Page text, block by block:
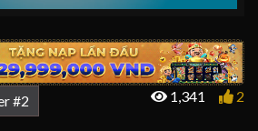
#2 1,341 2